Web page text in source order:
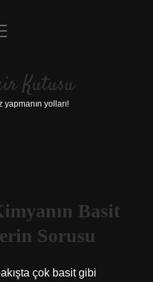
Kutusu
yolları!
Basit
Sorusu
çok basit gibi